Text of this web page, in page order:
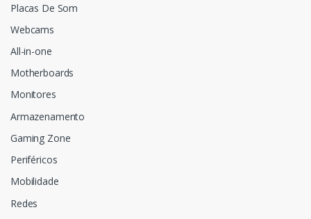
Placas De Som
Webcams
All-in-one
Motherboards
Monitores
Armazenamento
Gaming Zone
Periféricos
Mobilidade
Redes